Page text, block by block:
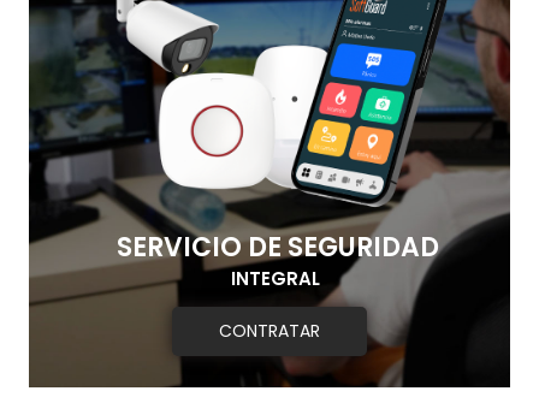
CONTRATAR
SERVICIO DE SEGURIDAD
INTEGRAL